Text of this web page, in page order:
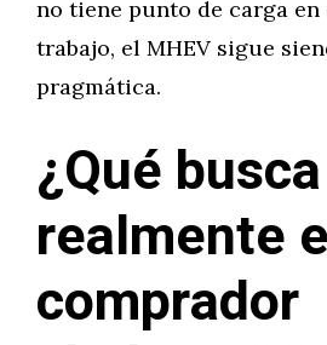
no tiene punto de carga en
trabajo, el MHEV sigue
pragmática.
¿Qué busca
realmente
comprador